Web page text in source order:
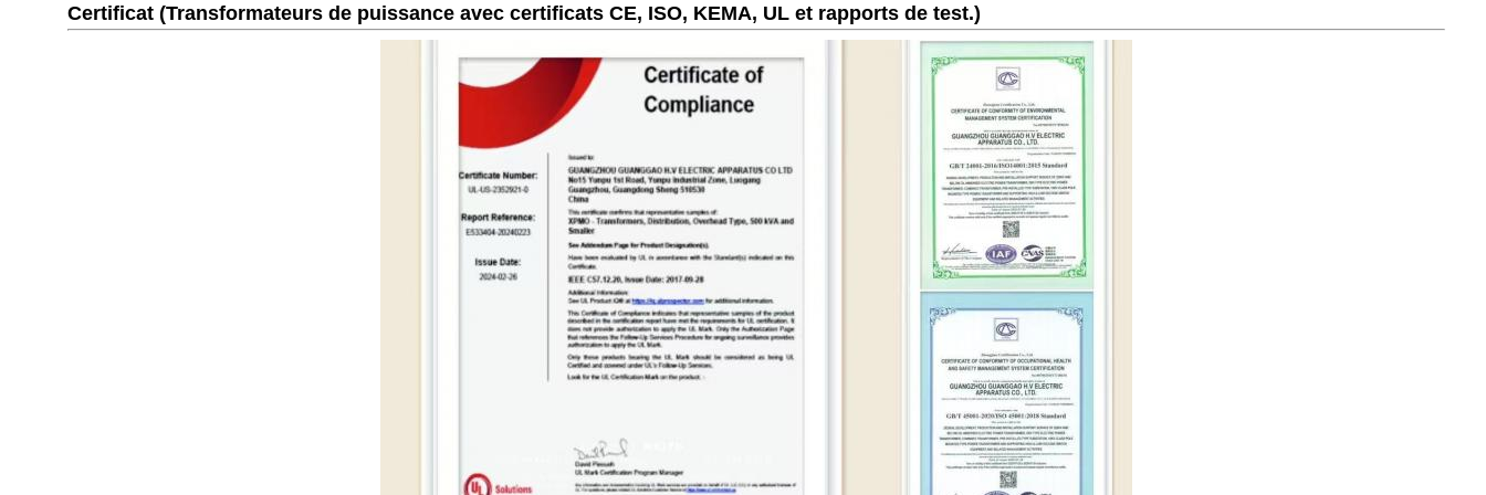
Certificat (Transformateurs de puissance avec certificats CE, ISO, KEMA, UL et rapports de test.)